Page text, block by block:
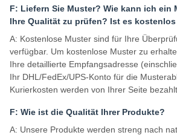
F: Liefern Sie Muster? Wie kann ich ein
Ihre Qualität zu prüfen? Ist es
A: Kostenlose Muster sind für Ihre
verfügbar. Um kostenlose Muster zu
Ihre detaillierte Empfangsadresse
Ihr DHL/FedEx/UPS-Konto für die
Kurierkosten werden von Ihrer Seite bezahlt.
F: Wie ist die Qualität Ihrer Produkte?
A: Unsere Produkte werden streng nach